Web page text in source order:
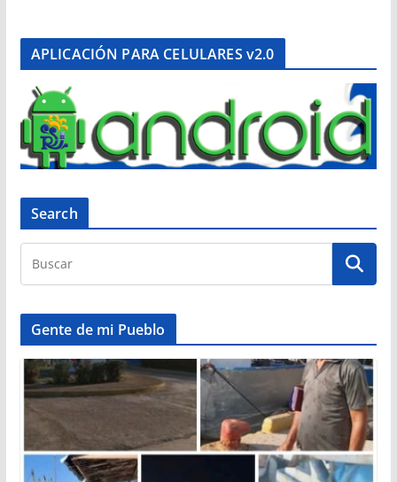
APLICACIÓN PARA CELULARES v2.0
Search
Gente de mi Pueblo